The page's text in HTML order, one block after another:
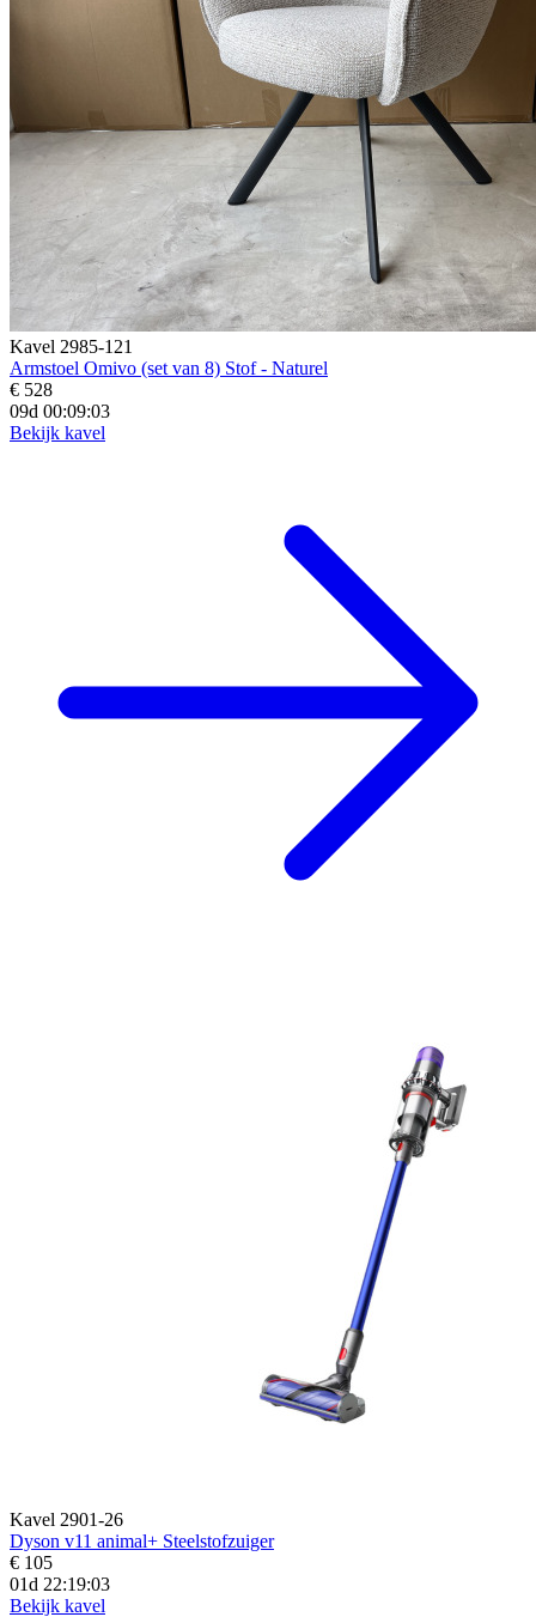
Kavel 2985-121
Armstoel Omivo (set van 8) Stof - Naturel
€ 528
09d 00:09:02
Bekijk kavel
Kavel 2901-26
Dyson v11 animal+ Steelstofzuiger
€ 105
01d 22:19:02
Bekijk kavel